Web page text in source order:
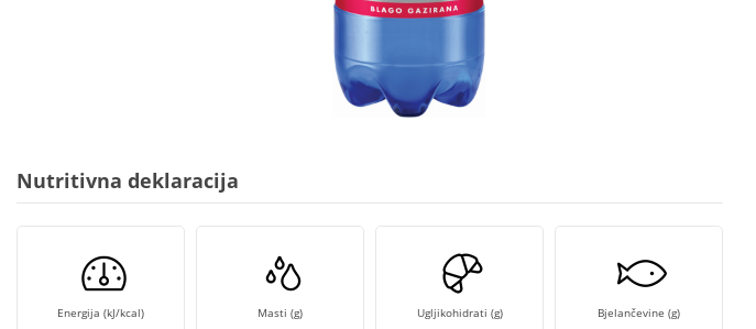
Nutritivna deklaracija
Energija (kJ/kcal) Masti (g) Ugljikohidrati (g) Bjelančevine (g)